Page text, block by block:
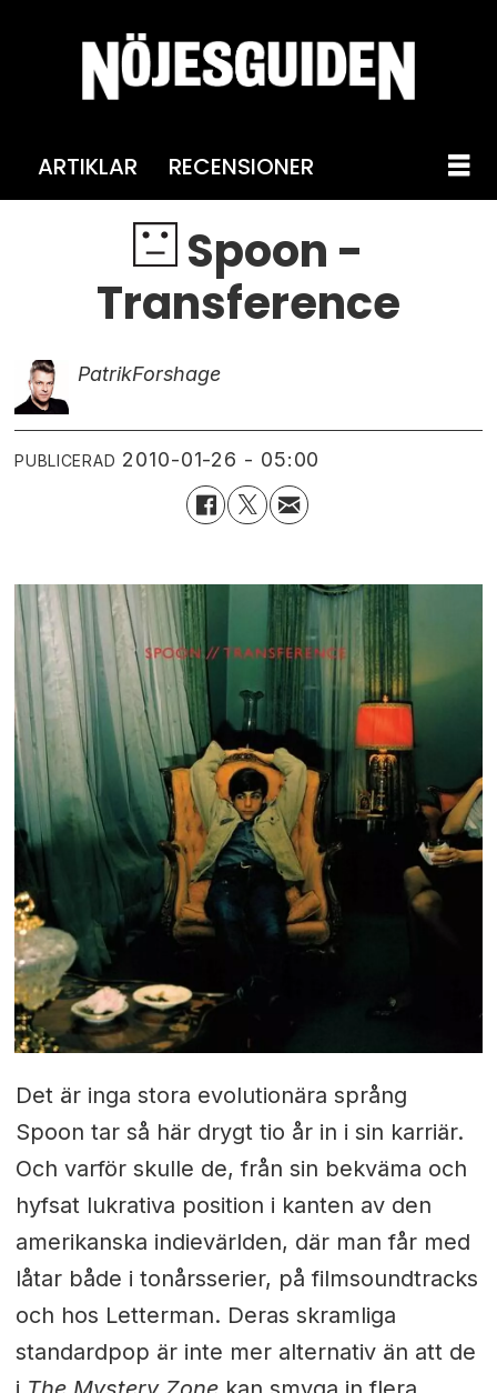
ARTIKLAR RECENSIONER
Spoon -
Transference
PatrikForshage
PUBLICERAD 2010-01-26 - 05:00
Det är inga stora evolutionära språng
Spoon tar så här drygt tio år in i sin karriär.
Och varför skulle de, från sin bekväma och
hyfsat lukrativa position i kanten av den
amerikanska indievärlden, där man får med
låtar både i tonårsserier, på filmsoundtracks
och hos Letterman. Deras skramliga
standardpop är inte mer alternativ än att de